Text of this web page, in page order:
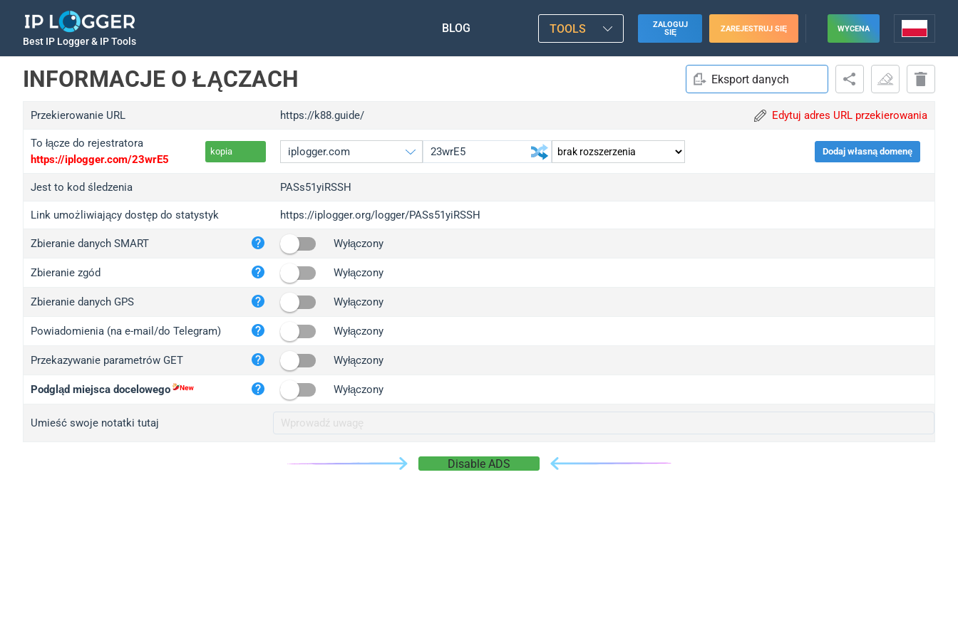
Best IP Logger & IP Tools
BLOG TOOLS
ZALOGUJ
SIĘ
ZAREJESTRUJ SIĘ WYCENA
INFORMACJE O ŁĄCZACH Eksport danych
Przekierowanie URL https://k88.guide/ Edytuj adres URL przekierowania
To łącze do rejestratora
https://iplogger.com/23wrE5
kopia
iplogger.org
wl.gl
ed.tc
iplogger.com
iplogger.co
2no.co
yip.su
iplogger.info
Dodaj własną domenę
Jest to kod śledzenia PASs51yiRSSH
Link umożliwiający dostęp do statystyk https://iplogger.org/logger/PASs51yiRSSH
Zbieranie danych SMART Wyłączony
Zbieranie zgód Wyłączony
Zbieranie danych GPS Wyłączony
Powiadomienia (na e-mail/do Telegram) Wyłączony
Przekazywanie parametrów GET Wyłączony
Podgląd miejsca docelowego Wyłączony
Umieść swoje notatki tutaj
Disable ADS